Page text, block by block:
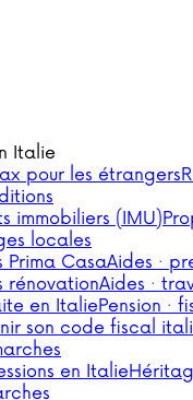
Italie
pour les étrangers
immobiliers (IMU)
locales
Prima CasaAides ·
rénovationAides ·
en ItaliePension ·
son code fiscal
en Italie